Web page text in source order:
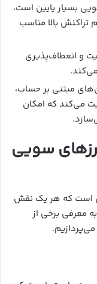
بسیار پایین است،
تراکنش بالا مناسب
و انعطاف‌پذیری
مبتنی بر حساب،
می‌کند که امکان
سویی
است که هر یک نقش
معرفی برخی از